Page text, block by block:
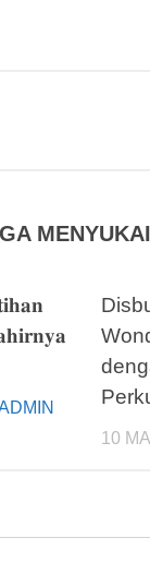
MENYUKAI
10